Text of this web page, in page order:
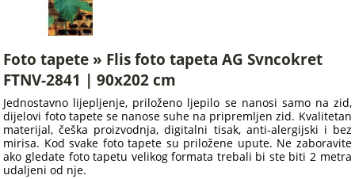
Foto tapete » Flis foto tapeta AG Svncokret
FTNV-2841 | 90x202 cm
Jednostavno lijepljenje, priloženo ljepilo se nanosi samo na zid,
dijelovi foto tapete se nanose suhe na pripremljen zid. Kvalitetan
materijal, češka proizvodnja, digitalni tisak, anti-alergijski i bez
mirisa. Kod svake foto tapete su priložene upute. Ne zaboravite
ako gledate foto tapetu velikog formata trebali bi ste biti 2 metra
udaljeni od nje.